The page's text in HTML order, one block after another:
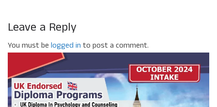
Leave a Reply
You must be logged in to post a comment.